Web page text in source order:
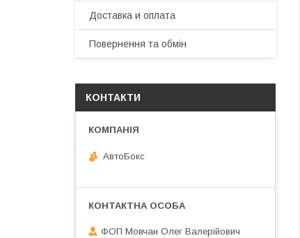
Доставка и оплата
Повернення та обмін
КОНТАКТИ
АвтоБокс
ФОП Мовчан Олег Валерійович